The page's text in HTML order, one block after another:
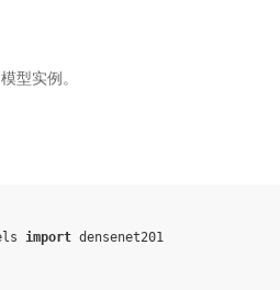
型实例。
import densenet201